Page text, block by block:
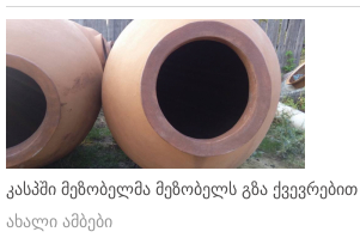
კასპში მეზობელმა მეზობელს გზა
ახალი ამბები